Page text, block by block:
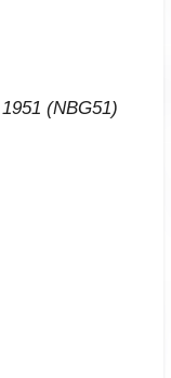
(NBG51)